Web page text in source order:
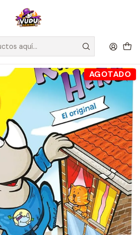
Envío GRATIS a Regiones sobre
Competitivos Rhino Hero - Español
AGOTADO